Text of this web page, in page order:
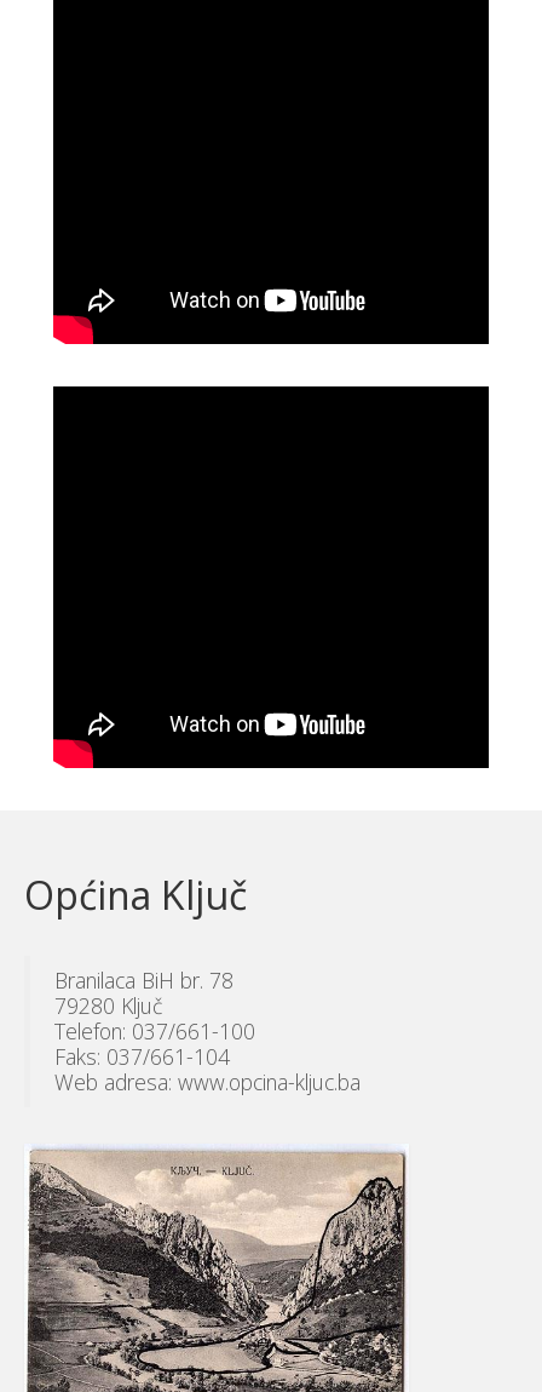
Općina Ključ
Branilaca BiH br. 78
79280 Ključ
Telefon: 037/661-100
Faks: 037/661-104
Web adresa: www.opcina-kljuc.ba